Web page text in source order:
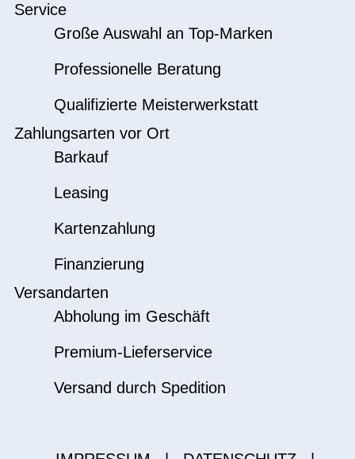
Service
Große Auswahl an Top-Marken
Professionelle Beratung
Qualifizierte Meisterwerkstatt
Zahlungsarten vor Ort
Barkauf
Leasing
Kartenzahlung
Finanzierung
Versandarten
Abholung im Geschäft
Premium-Lieferservice
Versand durch Spedition